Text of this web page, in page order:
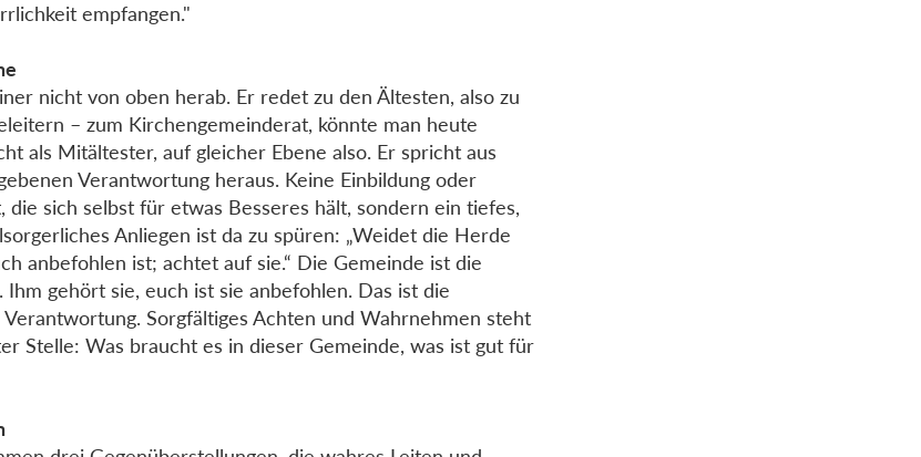
empfangen."
nicht von oben herab. Er redet zu den Ältesten, also zu
– zum Kirchengemeinderat, könnte man heute
als Mitältester, auf gleicher Ebene also. Er spricht aus
Verantwortung heraus. Keine Einbildung oder
die sich selbst für etwas Besseres hält, sondern ein tiefes,
Anliegen ist da zu spüren: „Weidet die Herde
anbefohlen ist; achtet auf sie.“ Die Gemeinde ist die
Ihm gehört sie, euch ist sie anbefohlen. Das ist die
Sorgfältiges Achten und Wahrnehmen steht
Stelle: Was braucht es in dieser Gemeinde, was ist gut für